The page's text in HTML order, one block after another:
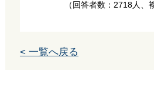
（回答者数：2718人、
< 一覧へ戻る